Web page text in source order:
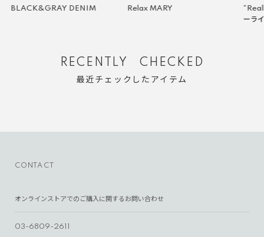
BLACK&GRAY DENIM Relax MARY
ーラ
RECENTLY CHECKED
最近チェックしたアイテム
CONTACT
オンラインストアでのご購入に関するお問い合わせ
03-6809-2611